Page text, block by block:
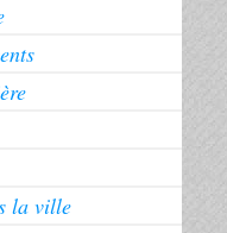
la ville